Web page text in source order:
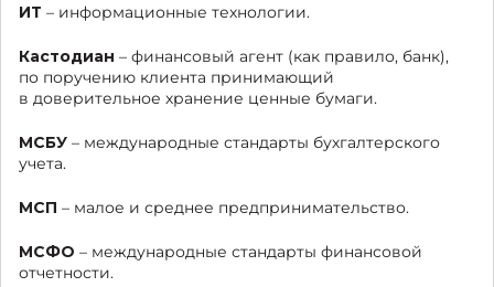
ИТ – информационные технологии.
Кастодиан – финансовый агент (как правило, банк),
по поручению клиента принимающий
в доверительное хранение ценные бумаги.
МСБУ – международные стандарты бухгалтерского
учета.
МСП – малое и среднее предпринимательство.
МСФО – международные стандарты финансовой
отчетности.